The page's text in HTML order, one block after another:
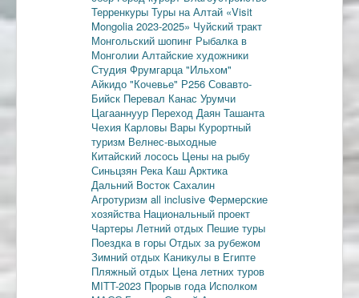
Терренкуры Туры на Алтай «Visit
Mongolia 2023-2025» Чуйский тракт
Монгольский шопинг Рыбалка в
Монголии Алтайские художники
Студия Фрумгарца"Ильхом"
Айкидо "Кочевье" Р256 Совавто-
Бийск Перевал Канас Урумчи
Цагааннуур Переход Даян Ташанта
Чехия Карловы Вары Курортный
туризм Велнес-выходные
Китайский лосось Цены на рыбу
Синьцзян Река Каш Арктика
Дальний Восток Сахалин
Агротуризм all inclusive Фермерские
хозяйства Национальный проект
Чартеры Летний отдых Пешие туры
Поездка в горы Отдых за рубежом
Зимний отдых Каникулы в Египте
Пляжный отдых Цена летних туров
MITT-2023 Прорыв года Исполком